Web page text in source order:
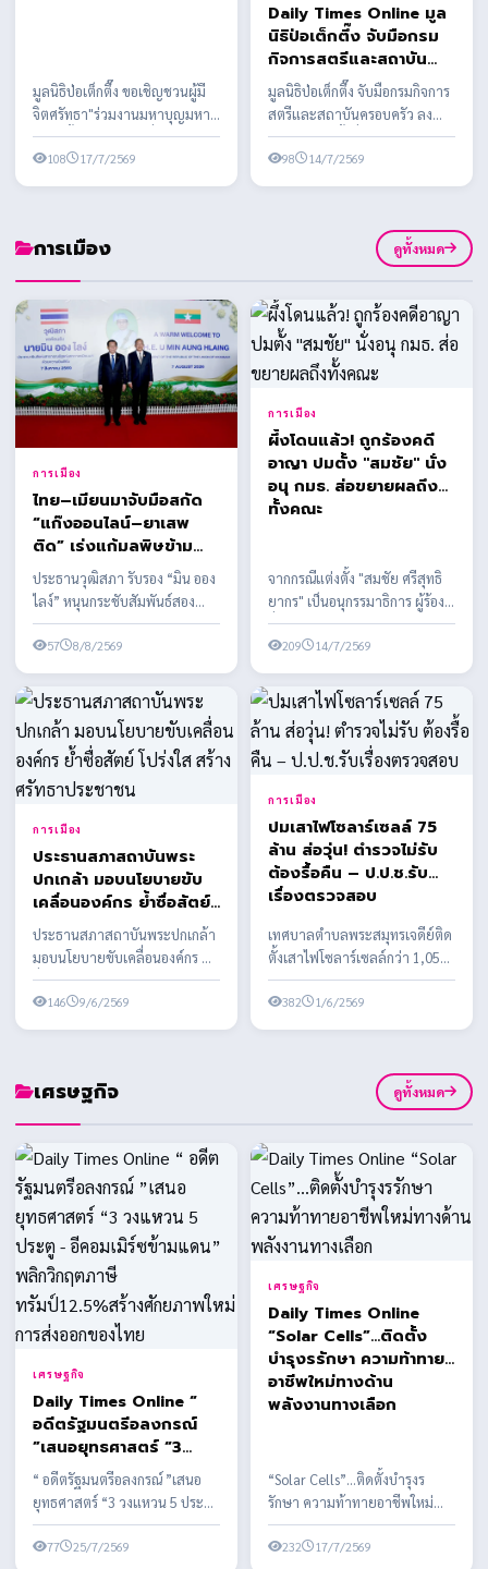
มูลนิธิป่อเต็กตึ๊ง ขอเชิญชวนผู้มี
จิตศรัทธา"ร่วมงานมหาบุญมหา
กุศลครั้งใหญ่แห่งปี เนื่องในงาน
ประเพณีทิ้...
108 17/7/2569
Daily Times Online มูล
นิธิป่อเต็กตึ๊ง จับมือกรม
กิจการสตรีและสถาบัน
ครอบครัว ลงนาม MOU
ครั้งที่ 2 สนับสนุนอุปกรณ์
การประกอบอาชีพ สร้าง
อาชีพ สร้างชีวิต ใน
มูลนิธิป่อเต็กตึ๊ง จับมือกรมกิจการ
สตรีและสถาบันครอบครัว ลง
นาม MOU ครั้งที่ 2 สนับสนุน
อุปกรณ์การประกอ...
98 14/7/2569
การเมือง ดูทั้งหมด
การเมือง
ไทย–เมียนมาจับมือสกัด
“แก๊งออนไลน์–ยาเสพ
ติด” เร่งแก้มลพิษข้าม
แดน
ประธานวุฒิสภา รับรอง “มิน ออง
ไลง์” หนุนกระชับสัมพันธ์สอง
ประเทศ เดินหน้าความร่วมมือ
ด้านความมั่นคง กา...
57 8/8/2569
การเมือง
ผึ้งโดนแล้ว! ถูกร้องคดี
อาญา ปมตั้ง "สมชัย" นั่ง
อนุ กมธ. ส่อขยายผลถึง
ทั้งคณะ
จากกรณีแต่งตั้ง "สมชัย ศรีสุทธิ
ยากร" เป็นอนุกรรมาธิการ ผู้ร้อง
ยื่นเอาผิด สส.พรรคประชาชน
พร้อมเตรียมข...
209 14/7/2569
การเมือง
ประธานสภาสถาบันพระ
ปกเกล้า มอบนโยบายขับ
เคลื่อนองค์กร ย้ำซื่อสัตย์
โปร่งใส สร้างศรัทธา
ประชาชน
ประธานสภาสถาบันพระปกเกล้า
มอบนโยบายขับเคลื่อนองค์กร ย้ำ
ซื่อสัตย์ โปร่งใส สร้างศรัทธา
ประชาชน
146 9/6/2569
การเมือง
ปมเสาไฟโซลาร์เซลล์ 75
ล้าน ส่อวุ่น! ตำรวจไม่รับ
ต้องรื้อคืน – ป.ป.ช.รับ
เรื่องตรวจสอบ
เทศบาลตำบลพระสมุทรเจดีย์ติด
ตั้งเสาไฟโซลาร์เซลล์กว่า 1,058
ต้น งบประมาณกว่า 75 ล้านบาท
พบข้อสงสัยหลาย...
382 1/6/2569
เศรษฐกิจ ดูทั้งหมด
เศรษฐกิจ
Daily Times Online “
อดีตรัฐมนตรีอลงกรณ์
”เสนอยุทธศาสตร์ “3
วงแหวน 5 ประตู -
อีคอมเมิร์ซข้ามแดน”
พลิกวิกฤตภาษี
ทรัมป์12.5%สร้าง
“ อดีตรัฐมนตรีอลงกรณ์ ”เสนอ
ยุทธศาสตร์ “3 วงแหวน 5 ประตู -
อีคอมเมิร์ซข้ามแดน” พลิกวิกฤต
ภาษีทรัมป์12...
77 25/7/2569
เศรษฐกิจ
Daily Times Online
“Solar Cells”…ติดตั้ง
บำรุงรรักษา ความท้าทาย
อาชีพใหม่ทางด้าน
พลังงานทางเลือก
“Solar Cells”…ติดตั้งบำรุงร
รักษา ความท้าทายอาชีพใหม่
ทางด้านพลังงานทางเลือก
พลังงานสะอาด ในประเทศไทย
232 17/7/2569